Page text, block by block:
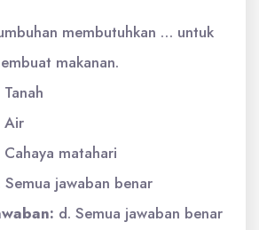
membutuhkan … untuk
makanan.
Tanah
Air
Cahaya matahari
Semua jawaban benar
d. Semua jawaban benar